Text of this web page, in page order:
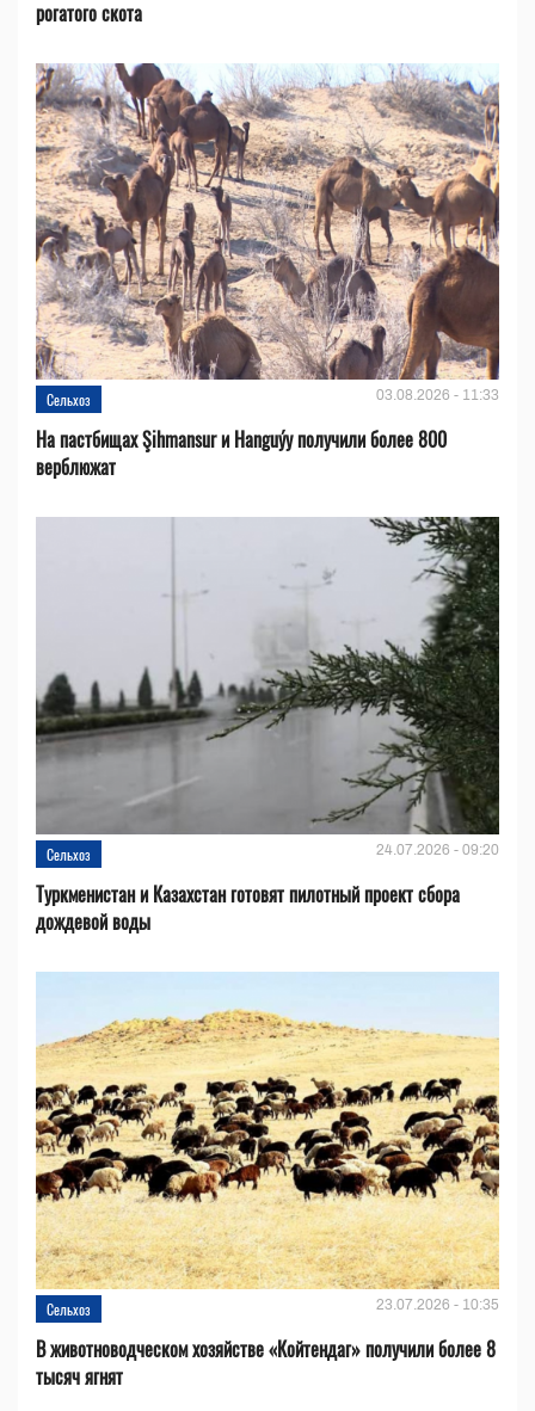
рогатого скота
Сельхоз 03.08.2026 - 11:33
На пастбищах Şihmansur и Hanguýy получили более 800
верблюжат
Сельхоз 24.07.2026 - 09:20
Туркменистан и Казахстан готовят пилотный проект сбора
дождевой воды
Сельхоз 23.07.2026 - 10:35
В животноводческом хозяйстве «Койтендаг» получили более 8
тысяч ягнят